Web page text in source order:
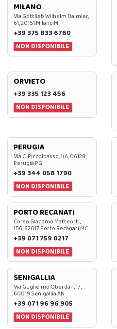
MILANO
Via Gottlieb Wilhelm Daimler,
61, 20151 Milano MI
+39 375 833 6760
NON DISPONIBILE
ORVIETO
+39 335 123 456
NON DISPONIBILE
PERUGIA
Via C. Piccolpasso, 1/A, 06128
Perugia PG
+39 344 058 1790
NON DISPONIBILE
PORTO RECANATI
Corso Giacomo Matteotti,
156, 62017 Porto Recanati MC
+39 071 759 0217
NON DISPONIBILE
SENIGALLIA
Via Guglielmo Oberdan, 17,
60019 Senigallia AN
+39 071 96 96 905
NON DISPONIBILE